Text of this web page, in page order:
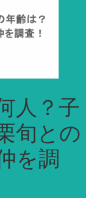
人？子
旬との
を調